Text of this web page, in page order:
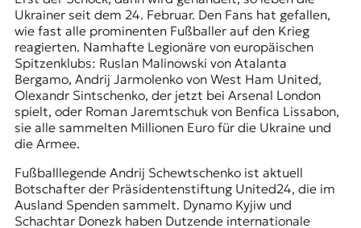
Ukrainer seit dem 24. Februar. Den Fans hat gefallen,
wie fast alle prominenten Fußballer auf den Krieg
reagierten. Namhafte Legionäre von europäischen
Spitzenklubs: Ruslan Malinowski von Atalanta
Bergamo, Andrij Jarmolenko von West Ham United,
Olexandr Sintschenko, der jetzt bei Arsenal London
spielt, oder Roman Jaremtschuk von Benfica Lissabon,
sie alle sammelten Millionen Euro für die Ukraine und
die Armee.
Fußballlegende Andrij Schewtschenko ist aktuell
Botschafter der Präsidentenstiftung United24, die im
Ausland Spenden sammelt. Dynamo Kyjiw und
Schachtar Donezk haben Dutzende internationale